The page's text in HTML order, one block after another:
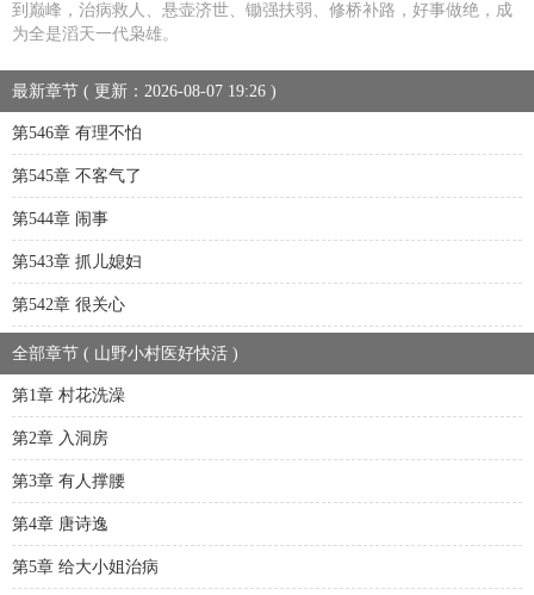
到巅峰，治病救人、悬壶济世、锄强扶弱、修桥补路，好事做绝，成
为全是滔天一代枭雄。
最新章节 ( 更新：2026-08-07 19:26 )
第546章 有理不怕
第545章 不客气了
第544章 闹事
第543章 抓儿媳妇
第542章 很关心
全部章节 ( 山野小村医好快活 )
第1章 村花洗澡
第2章 入洞房
第3章 有人撑腰
第4章 唐诗逸
第5章 给大小姐治病